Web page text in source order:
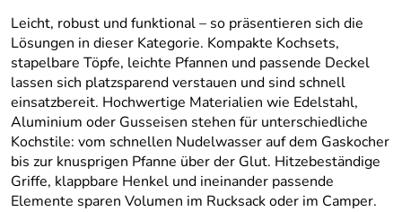
Leicht, robust und funktional – so präsentieren sich die
Lösungen in dieser Kategorie. Kompakte Kochsets,
stapelbare Töpfe, leichte Pfannen und passende Deckel
lassen sich platzsparend verstauen und sind schnell
einsatzbereit. Hochwertige Materialien wie Edelstahl,
Aluminium oder Gusseisen stehen für unterschiedliche
Kochstile: vom schnellen Nudelwasser auf dem Gaskocher
bis zur knusprigen Pfanne über der Glut. Hitzebeständige
Griffe, klappbare Henkel und ineinander passende
Elemente sparen Volumen im Rucksack oder im Camper.